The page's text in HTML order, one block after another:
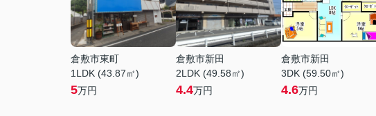
倉敷市東町
1LDK (43.87㎡)
5万円
倉敷市新田
2LDK (49.58㎡)
4.4万円
倉敷市新田
3DK (59.50㎡)
4.6万円